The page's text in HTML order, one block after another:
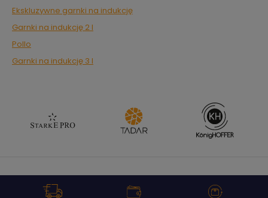
Ekskluzywne garnki na indukcję
Garnki na indukcję 2 l
Pollo
Garnki na indukcję 3 l